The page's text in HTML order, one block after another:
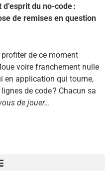
d’esprit du no-code :
de remises en question
de ce moment
voire franchement nulle
en application qui tourne,
de code ? Chacun sa
de jouer…